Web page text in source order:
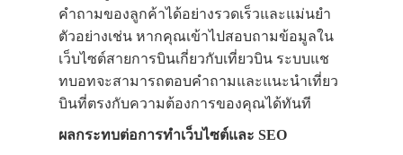
คำถามของลูกค้าได้อย่างรวดเร็วและแม่นยำ
ตัวอย่างเช่น หากคุณเข้าไปสอบถามข้อมูลใน
เว็บไซต์สายการบินเกี่ยวกับเที่ยวบิน ระบบแช
ทบอทจะสามารถตอบคำถามและแนะนำเที่ยว
บินที่ตรงกับความต้องการของคุณได้ทันที
ผลกระทบต่อการทำเว็บไซต์และ SEO